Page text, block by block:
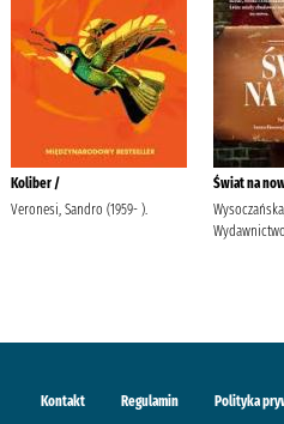
Koliber /
Veronesi, Sandro (1959- ).
Świat na
Kontakt Regulamin Polityka